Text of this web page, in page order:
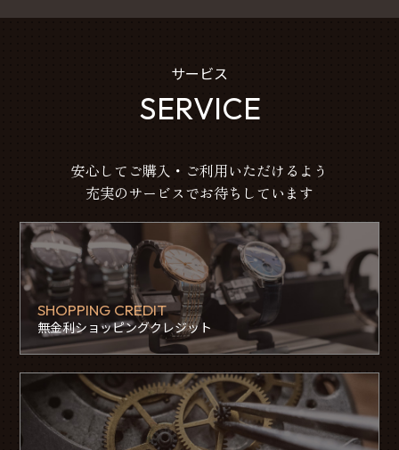
サービス
SERVICE
安心してご購入・ご利用いただけるよう
充実のサービスでお待ちしています
SHOPPING CREDIT
無金利ショッピングクレジット